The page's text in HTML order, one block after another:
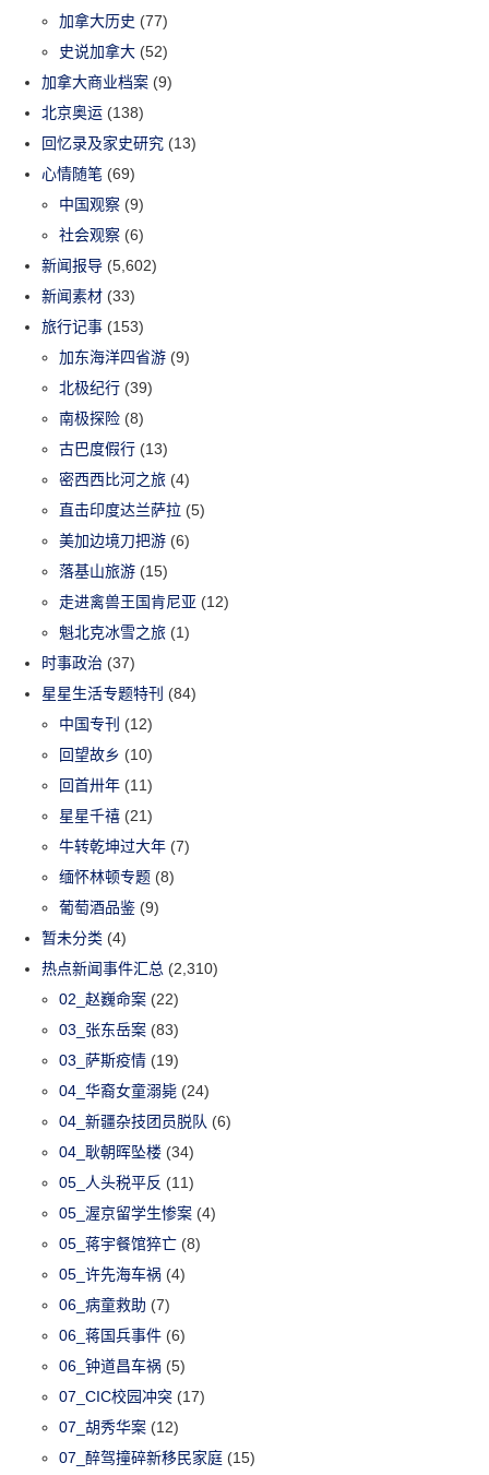
加拿大历史 (77)
史说加拿大 (52)
加拿大商业档案 (9)
北京奥运 (138)
回忆录及家史研究 (13)
心情随笔 (69)
中国观察 (9)
社会观察 (6)
新闻报导 (5,602)
新闻素材 (33)
旅行记事 (153)
加东海洋四省游 (9)
北极纪行 (39)
南极探险 (8)
古巴度假行 (13)
密西西比河之旅 (4)
直击印度达兰萨拉 (5)
美加边境刀把游 (6)
落基山旅游 (15)
走进禽兽王国肯尼亚 (12)
魁北克冰雪之旅 (1)
时事政治 (37)
星星生活专题特刊 (84)
中国专刊 (12)
回望故乡 (10)
回首卅年 (11)
星星千禧 (21)
牛转乾坤过大年 (7)
缅怀林顿专题 (8)
葡萄酒品鉴 (9)
暂未分类 (4)
热点新闻事件汇总 (2,310)
02_赵巍命案 (22)
03_张东岳案 (83)
03_萨斯疫情 (19)
04_华裔女童溺毙 (24)
04_新疆杂技团员脱队 (6)
04_耿朝晖坠楼 (34)
05_人头税平反 (11)
05_渥京留学生惨案 (4)
05_蒋宇餐馆猝亡 (8)
05_许先海车祸 (4)
06_病童救助 (7)
06_蒋国兵事件 (6)
06_钟道昌车祸 (5)
07_CIC校园冲突 (17)
07_胡秀华案 (12)
07_醉驾撞碎新移民家庭 (15)